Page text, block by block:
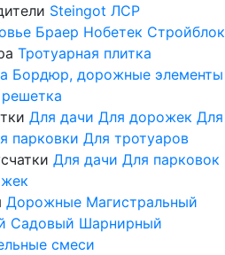
Steingot ЛСР
Браер Нобетек Стройблок
Тротуарная плитка
Бордюр, дорожные элементы
решетка
Для дачи Для дорожек Для
парковки Для тротуаров
Для дачи Для парковок
Дорожные Магистральный
Садовый Шарнирный
смеси